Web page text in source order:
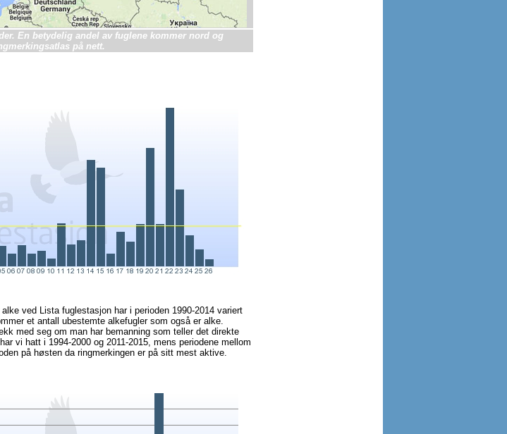
En betydelig andel av fuglene kommer nord og
på nett.
ved Lista fuglestasjon har i perioden 1990-2014 variert
et antall ubestemte alkefugler som også er alke.
med seg om man har bemanning som teller det direkte
vi hatt i 1994-2000 og 2011-2015, mens periodene mellom
på høsten da ringmerkingen er på sitt mest aktive.